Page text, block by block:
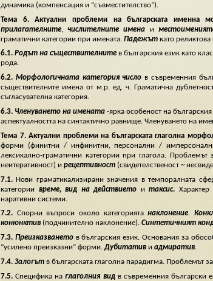
динамика (компенсация и “съвместителство”).
Тема
6. Актуални проблеми на българската именна
прилагателните,числителните имена и
граматични категории при имената. Падежът като
6.1. Родът на съществителните в българския език като
рода.
6.2. Морфологичната категория число в съвременния
съществителните имена от м.р. ед. ч. Граматична
съгласувателна категория.
6.3. Членуването на имената -ярка особеност на
аспектуалността на синтактично равнище. Членуването на
Тема 7. Актуални проблеми на българската глаголна
форми (финитни / инфинитни, персонални /
лексикално-граматични категории при глагола. Проблемът
неитеративност) и рецептивност (свидетелственост ~
7.1. Нови граматикализирани значения в темпоралната
категории време, вид на действието и таксис. Характер
наративни системи.
7.2. Спорни въпроси около категориятанаклонение.
конюнктив (подчинително наклонение). Синтетичният
7.3. Преизказванетов българския език. Основания за
“усилено преизказни” форми. Дубитатив и адмиратив.
7.4. Залогът в българската глаголна парадигма. Проблемът
7.5. Специфика наглаголния видв съвременния български